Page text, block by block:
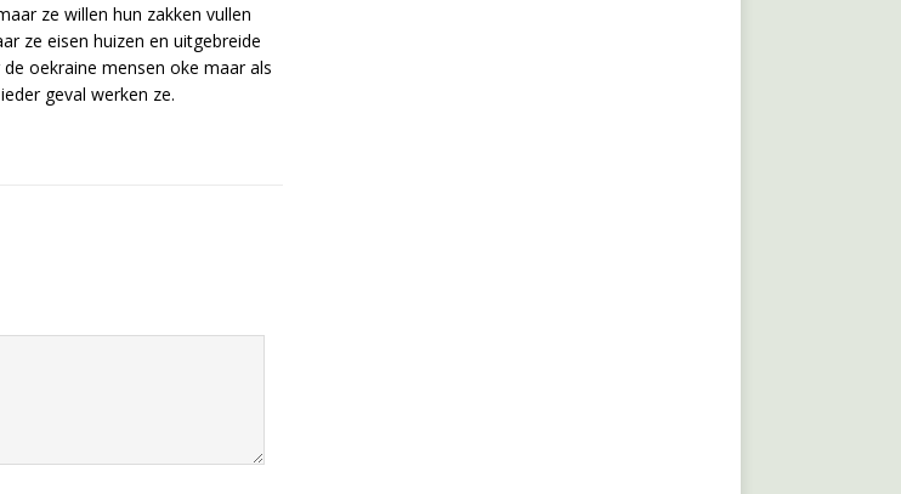
ze willen hun zakken vullen
ze eisen huizen en uitgebreide
oekraine mensen oke maar als
geval werken ze.